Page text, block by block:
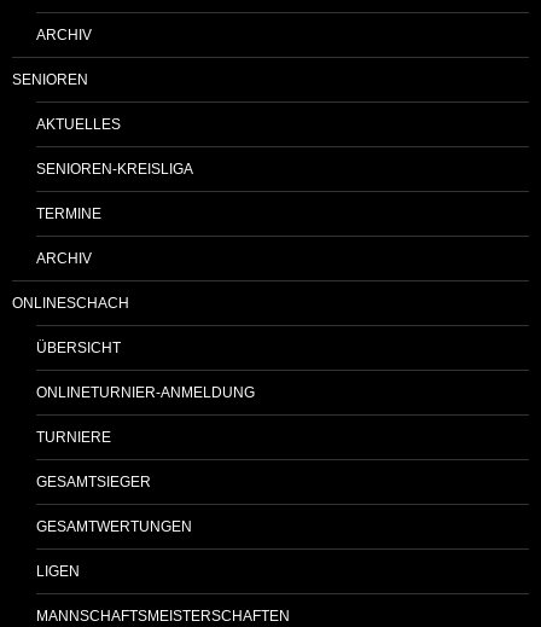
ARCHIV
SENIOREN
AKTUELLES
SENIOREN-KREISLIGA
TERMINE
ARCHIV
ONLINESCHACH
ÜBERSICHT
ONLINETURNIER-ANMELDUNG
TURNIERE
GESAMTSIEGER
GESAMTWERTUNGEN
LIGEN
MANNSCHAFTSMEISTERSCHAFTEN